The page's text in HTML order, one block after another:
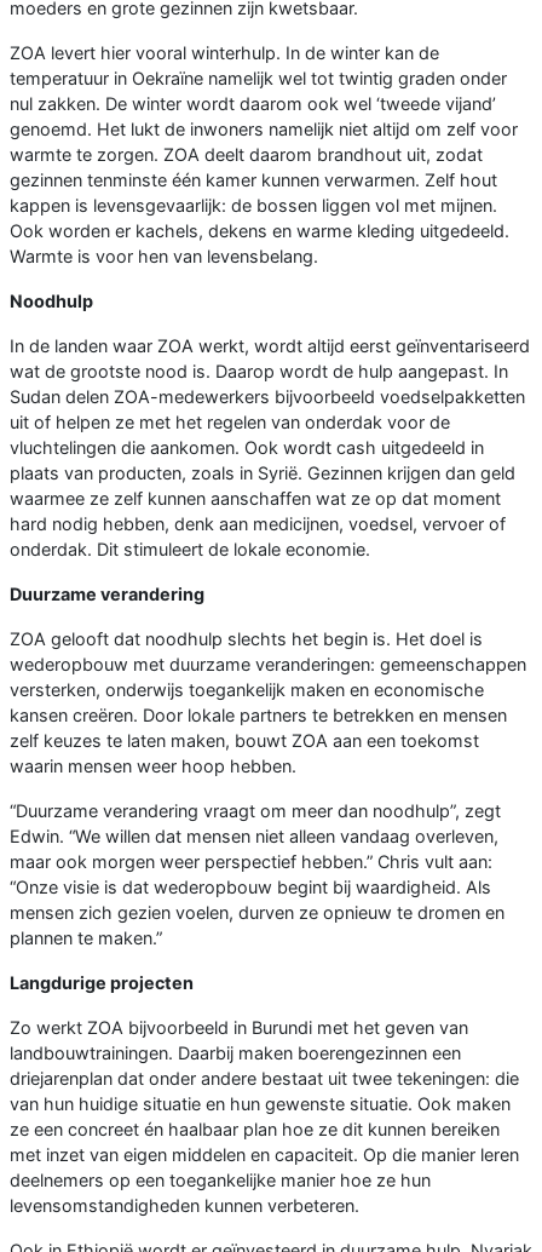
moeders en grote gezinnen zijn kwetsbaar.
ZOA levert hier vooral winterhulp. In de winter kan de
temperatuur in Oekraïne namelijk wel tot twintig graden onder
nul zakken. De winter wordt daarom ook wel ‘tweede vijand’
genoemd. Het lukt de inwoners namelijk niet altijd om zelf voor
warmte te zorgen. ZOA deelt daarom brandhout uit, zodat
gezinnen tenminste één kamer kunnen verwarmen. Zelf hout
kappen is levensgevaarlijk: de bossen liggen vol met mijnen.
Ook worden er kachels, dekens en warme kleding uitgedeeld.
Warmte is voor hen van levensbelang.
Noodhulp
In de landen waar ZOA werkt, wordt altijd eerst geïnventariseerd
wat de grootste nood is. Daarop wordt de hulp aangepast. In
Sudan delen ZOA-medewerkers bijvoorbeeld voedselpakketten
uit of helpen ze met het regelen van onderdak voor de
vluchtelingen die aankomen. Ook wordt cash uitgedeeld in
plaats van producten, zoals in Syrië. Gezinnen krijgen dan geld
waarmee ze zelf kunnen aanschaffen wat ze op dat moment
hard nodig hebben, denk aan medicijnen, voedsel, vervoer of
onderdak. Dit stimuleert de lokale economie.
Duurzame verandering
ZOA gelooft dat noodhulp slechts het begin is. Het doel is
wederopbouw met duurzame veranderingen: gemeenschappen
versterken, onderwijs toegankelijk maken en economische
kansen creëren. Door lokale partners te betrekken en mensen
zelf keuzes te laten maken, bouwt ZOA aan een toekomst
waarin mensen weer hoop hebben.
“Duurzame verandering vraagt om meer dan noodhulp”, zegt
Edwin. “We willen dat mensen niet alleen vandaag overleven,
maar ook morgen weer perspectief hebben.” Chris vult aan:
“Onze visie is dat wederopbouw begint bij waardigheid. Als
mensen zich gezien voelen, durven ze opnieuw te dromen en
plannen te maken.”
Langdurige projecten
Zo werkt ZOA bijvoorbeeld in Burundi met het geven van
landbouwtrainingen. Daarbij maken boerengezinnen een
driejarenplan dat onder andere bestaat uit twee tekeningen: die
van hun huidige situatie en hun gewenste situatie. Ook maken
ze een concreet én haalbaar plan hoe ze dit kunnen bereiken
met inzet van eigen middelen en capaciteit. Op die manier leren
deelnemers op een toegankelijke manier hoe ze hun
levensomstandigheden kunnen verbeteren.